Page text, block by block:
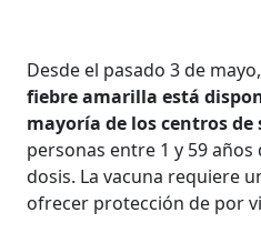
Desde el pasado 3 de mayo,
fiebre amarilla está
mayoría de los centros de
personas entre 1 y 59
dosis. La vacuna requiere
ofrecer protección de por